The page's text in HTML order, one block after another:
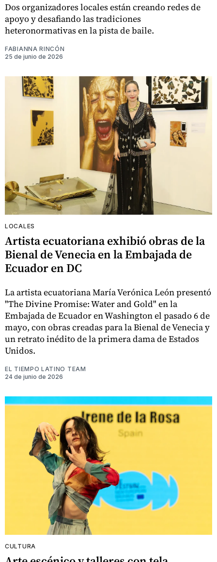
Dos organizadores locales están creando redes de
apoyo y desafiando las tradiciones
heteronormativas en la pista de baile.
FABIANNA RINCÓN
25 de junio de 2026
LOCALES
Artista ecuatoriana exhibió obras de la
Bienal de Venecia en la Embajada de
Ecuador en DC
La artista ecuatoriana María Verónica León presentó
"The Divine Promise: Water and Gold" en la
Embajada de Ecuador en Washington el pasado 6 de
mayo, con obras creadas para la Bienal de Venecia y
un retrato inédito de la primera dama de Estados
Unidos.
EL TIEMPO LATINO TEAM
24 de junio de 2026
CULTURA